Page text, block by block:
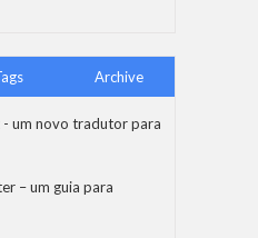
Archive
um novo tradutor para
– um guia para